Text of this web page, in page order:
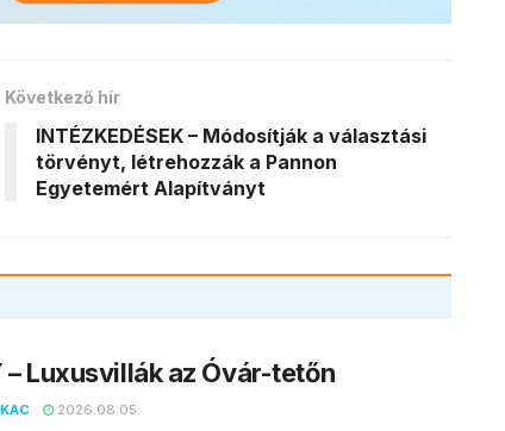
Következő hír
INTÉZKEDÉSEK – Módosítják a választási
törvényt, létrehozzák a Pannon
Egyetemért Alapítványt
– Luxusvillák az Óvár-tetőn
2026.08.05.